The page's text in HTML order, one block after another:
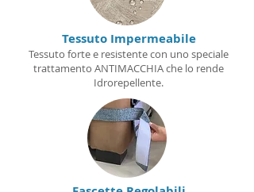
Tessuto Impermeabile
Tessuto forte e resistente con uno speciale
trattamento ANTIMACCHIA che lo rende
Idrorepellente.